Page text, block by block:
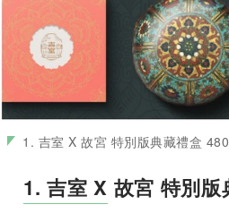
1. 吉室 X 故宮 特別版典藏禮盒
1. 吉室 X 故宮 特別